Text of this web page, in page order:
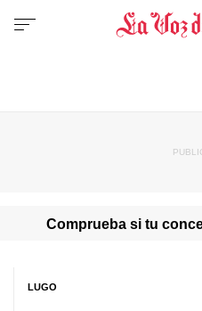
Comprueba si tu
LUGO